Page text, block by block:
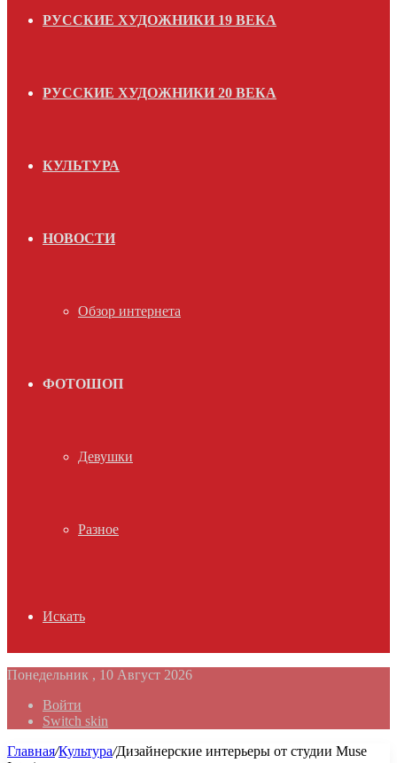
РУССКИЕ ХУДОЖНИКИ 19 ВЕКА
РУССКИЕ ХУДОЖНИКИ 20 ВЕКА
КУЛЬТУРА
НОВОСТИ
Обзор интернета
ФОТОШОП
Девушки
Разное
Искать
Понедельник , 10 Август 2026
Войти
Switch skin
Главная/Культура/Дизайнерские интерьеры от студии Muse